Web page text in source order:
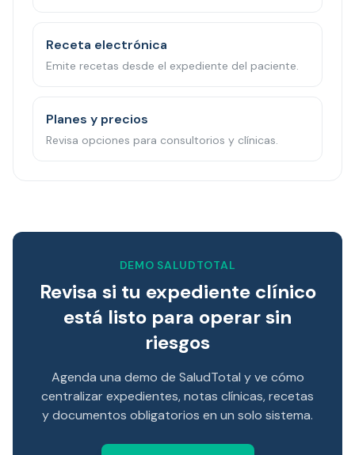
Receta electrónica
Emite recetas desde el expediente del paciente.
Planes y precios
Revisa opciones para consultorios y clínicas.
DEMO SALUDTOTAL
Revisa si tu expediente clínico
está listo para operar sin
riesgos
Agenda una demo de SaludTotal y ve cómo
centralizar expedientes, notas clínicas, recetas
y documentos obligatorios en un solo sistema.